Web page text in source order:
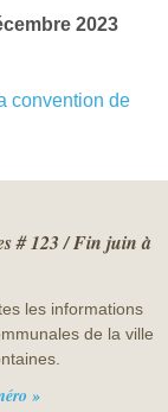
2023
convention de
# 123 / Fin juin à
les informations
de la ville
»